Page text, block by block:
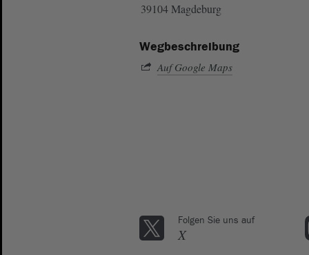
39104 Magdeburg
Wegbeschreibung
Auf Google Maps
Folgen Sie uns auf
X